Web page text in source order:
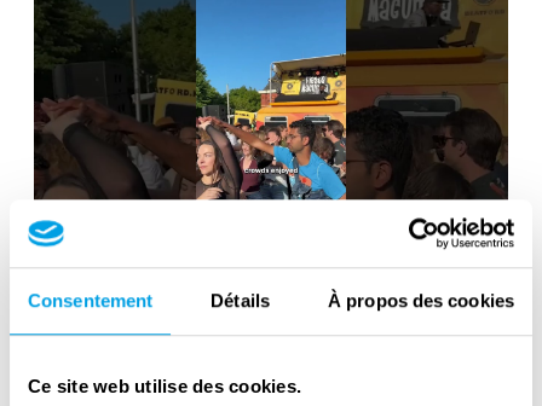
Consentement Détails À propos des cookies
Ce site web utilise des cookies.
Liberation Day in the Netherlands: 80
years of freedom